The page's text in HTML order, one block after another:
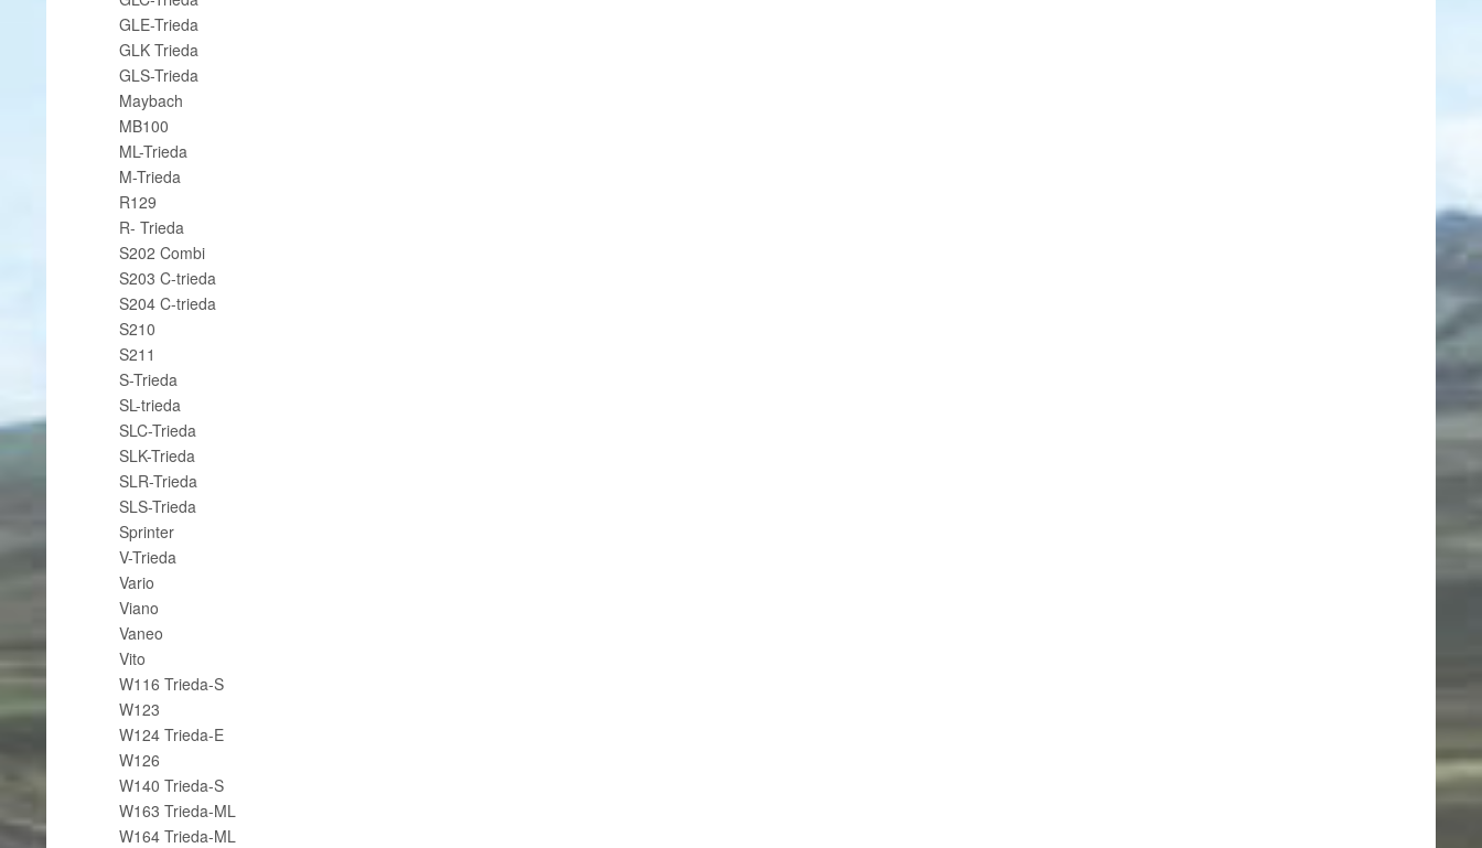
GLE-Trieda
GLK Trieda
GLS-Trieda
Maybach
MB100
ML-Trieda
M-Trieda
R129
R- Trieda
S202 Combi
S203 C-trieda
S204 C-trieda
S210
S211
S-Trieda
SL-trieda
SLC-Trieda
SLK-Trieda
SLR-Trieda
SLS-Trieda
Sprinter
V-Trieda
Vario
Viano
Vaneo
Vito
W116 Trieda-S
W123
W124 Trieda-E
W126
W140 Trieda-S
W163 Trieda-ML
W164 Trieda-ML